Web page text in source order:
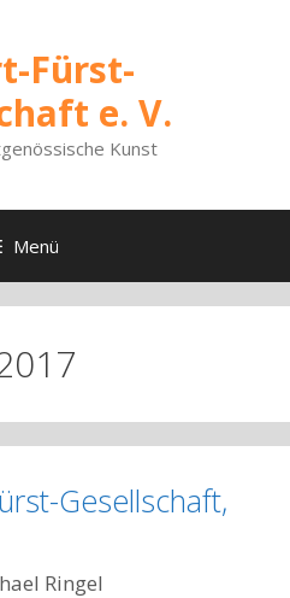
Fürst-
e. V.
Kunst
Menü
Gesellschaft,
Ringel